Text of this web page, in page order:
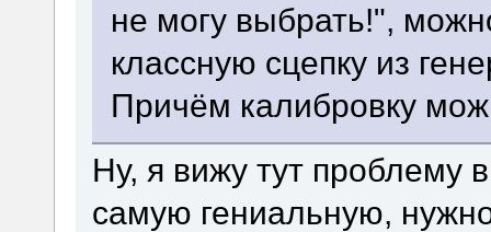
не могу выбрать!",
классную сцепку из
Причём калибровку
Ну, я вижу тут
самую гениальную,